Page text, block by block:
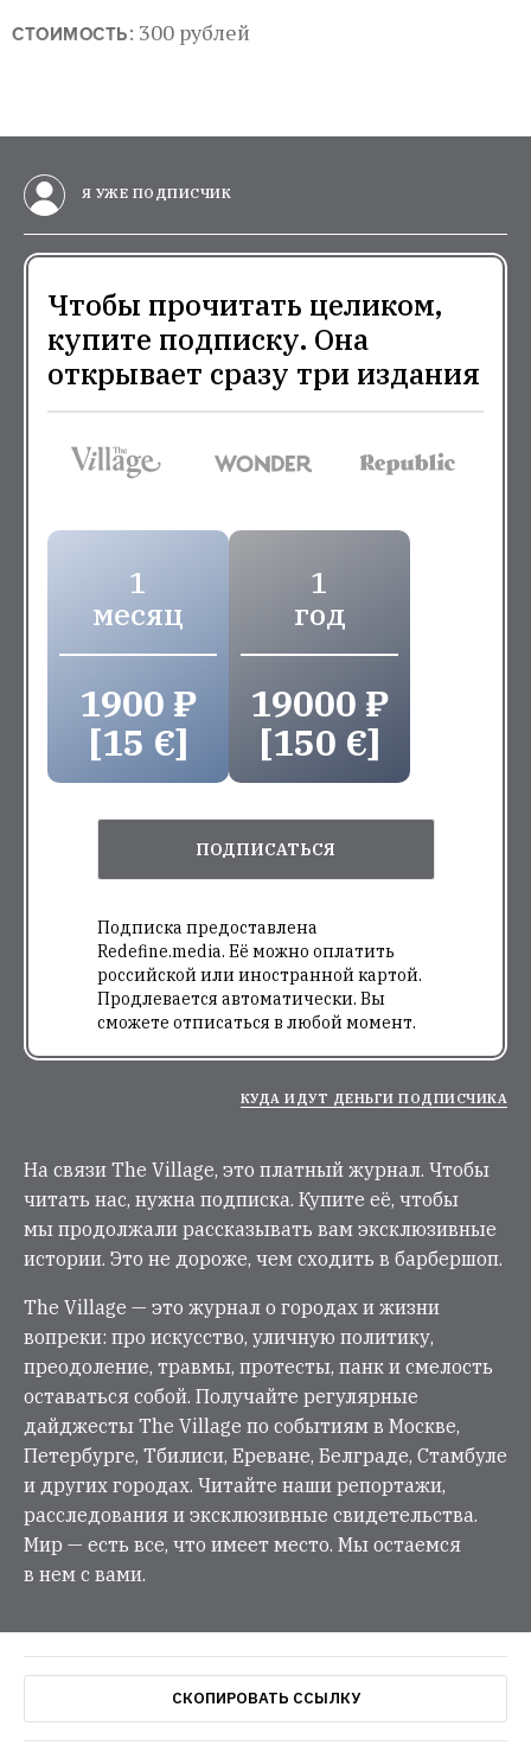
СТОИМОСТЬ: 300 рублей
Я УЖЕ ПОДПИСЧИК
Чтобы прочитать целиком,
купите подписку. Она
открывает сразу три издания
1
месяц
1900 ₽
[15 €]
1
год
19000 ₽
[150 €]
ПОДПИСАТЬСЯ
Подписка предоставлена
Redefine.media. Её можно оплатить
российской или иностранной картой.
Продлевается автоматически. Вы
сможете отписаться в любой момент.
КУДА ИДУТ ДЕНЬГИ ПОДПИСЧИКА
На связи The Village, это платный журнал. Чтобы
читать нас, нужна подписка. Купите её, чтобы
мы продолжали рассказывать вам эксклюзивные
истории. Это не дороже, чем сходить в барбершоп.
The Village — это журнал о городах и жизни
вопреки: про искусство, уличную политику,
преодоление, травмы, протесты, панк и смелость
оставаться собой. Получайте регулярные
дайджесты The Village по событиям в Москве,
Петербурге, Тбилиси, Ереване, Белграде, Стамбуле
и других городах. Читайте наши репортажи,
расследования и эксклюзивные свидетельства.
Мир — есть все, что имеет место. Мы остаемся
в нем с вами.
СКОПИРОВАТЬ ССЫЛКУ